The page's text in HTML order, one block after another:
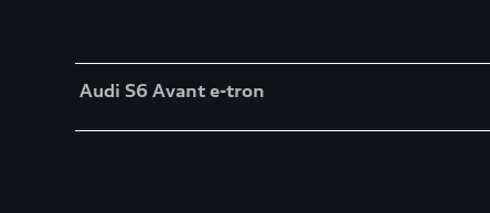
Audi S6 Avant e-tron